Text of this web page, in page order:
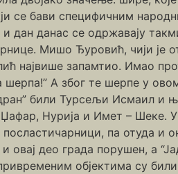
се бави специфичним
дан данас се одржавају
Мишо Ђуровић, чији је
највише запамтио. Имао
шерпа!” А због те шерпе у
били Турсељи Исмаил и
Нурија и Имет – Шеке.
па отуда и
и овај део града порушен, а
објектима су